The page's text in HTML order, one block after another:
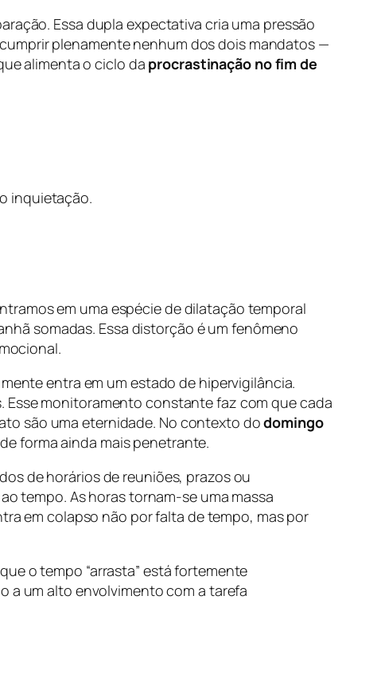
Essa dupla expectativa cria uma pressão
plenamente nenhum dos dois mandatos —
alimenta o ciclo da procrastinação no fim de
inquietação.
em uma espécie de dilatação temporal
somadas. Essa distorção é um fenômeno
entra em um estado de hipervigilância.
Esse monitoramento constante faz com que cada
são uma eternidade. No contexto dodomingo
forma ainda mais penetrante.
de horários de reuniões, prazos ou
tempo. As horas tornam-se uma massa
em colapso não por falta de tempo, mas por
o tempo “arrasta” está fortemente
a um alto envolvimento com a tarefa